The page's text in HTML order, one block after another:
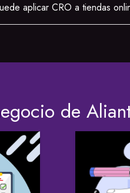
aplicar CRO a tiendas
de